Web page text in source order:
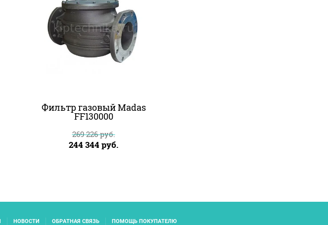
Фильтр газовый Madas
FF130000
269 226руб.
244 344руб.
НОВОСТИ ОБРАТНАЯ СВЯЗЬ
ПОМОЩЬ ПОКУПАТЕЛЮ